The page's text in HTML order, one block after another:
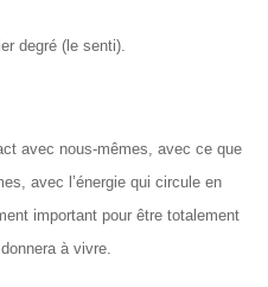
degré (le senti).
avec nous-mêmes, avec ce que
avec l’énergie qui circule en
important pour être totalement
à vivre.